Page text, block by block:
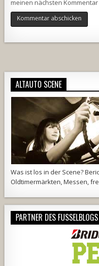
meinen nächsten
ALTAUTO SCENE
Was ist los in der Scene?
Oldtimermärkten, Messen,
PARTNER DES FUSSELBLOGS